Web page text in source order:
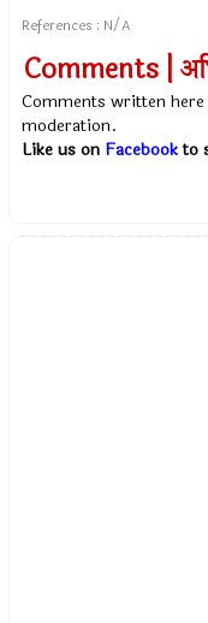
References : N/A
Comments |
Comments written
moderation.
Like us on Facebookto